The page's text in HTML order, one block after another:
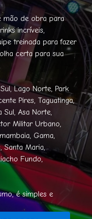
mão de obra para
incríveis,
treinada para fazer
certa para sua
Lago Norte, Park
Pires, Taguatinga,
Sul, Asa Norte,
Militar Urbano,
Gama,
Santa Maria,
Fundo,
é simples e